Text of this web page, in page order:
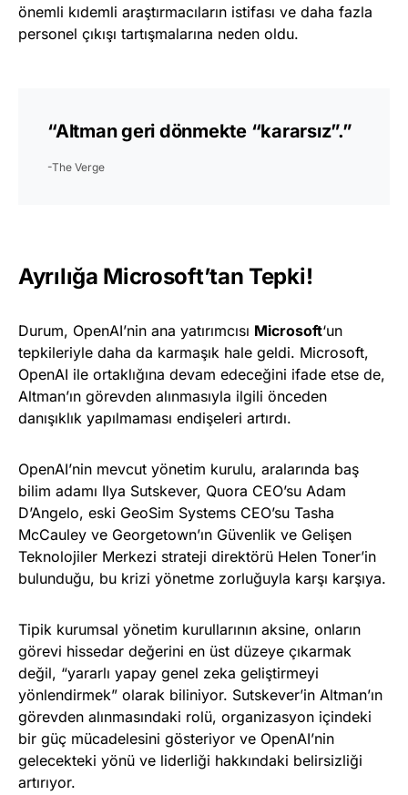
önemli kıdemli araştırmacıların istifası ve daha fazla
personel çıkışı tartışmalarına neden oldu.
“Altman geri dönmekte “kararsız”.”
-The Verge
Ayrılığa Microsoft’tan Tepki!
Durum, OpenAI’nin ana yatırımcısı Microsoft‘un
tepkileriyle daha da karmaşık hale geldi. Microsoft,
OpenAI ile ortaklığına devam edeceğini ifade etse de,
Altman’ın görevden alınmasıyla ilgili önceden
danışıklık yapılmaması endişeleri artırdı.
OpenAI’nin mevcut yönetim kurulu, aralarında baş
bilim adamı Ilya Sutskever, Quora CEO’su Adam
D’Angelo, eski GeoSim Systems CEO’su Tasha
McCauley ve Georgetown’ın Güvenlik ve Gelişen
Teknolojiler Merkezi strateji direktörü Helen Toner’in
bulunduğu, bu krizi yönetme zorluğuyla karşı karşıya.
Tipik kurumsal yönetim kurullarının aksine, onların
görevi hissedar değerini en üst düzeye çıkarmak
değil, “yararlı yapay genel zeka geliştirmeyi
yönlendirmek” olarak biliniyor. Sutskever’in Altman’ın
görevden alınmasındaki rolü, organizasyon içindeki
bir güç mücadelesini gösteriyor ve OpenAI’nin
gelecekteki yönü ve liderliği hakkındaki belirsizliği
artırıyor.